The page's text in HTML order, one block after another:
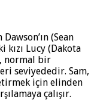
(Sean
kızı Lucy (Dakota
normal bir
seviyededir. Sam,
için elinden
çalışır.